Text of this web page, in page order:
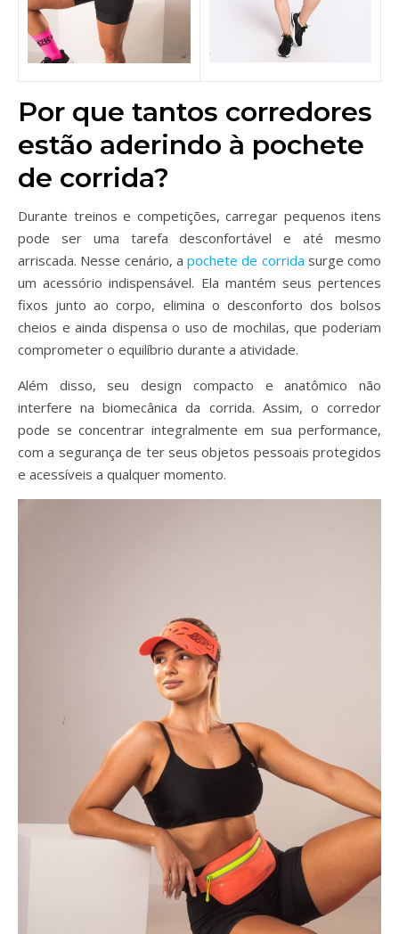
Por que tantos corredores
estão aderindo à pochete
de corrida?
Durante treinos e competições, carregar pequenos itens
pode ser uma tarefa desconfortável e até mesmo
arriscada. Nesse cenário, a pochete de corrida surge como
um acessório indispensável. Ela mantém seus pertences
fixos junto ao corpo, elimina o desconforto dos bolsos
cheios e ainda dispensa o uso de mochilas, que poderiam
comprometer o equilíbrio durante a atividade.
Além disso, seu design compacto e anatômico não
interfere na biomecânica da corrida. Assim, o corredor
pode se concentrar integralmente em sua performance,
com a segurança de ter seus objetos pessoais protegidos
e acessíveis a qualquer momento.